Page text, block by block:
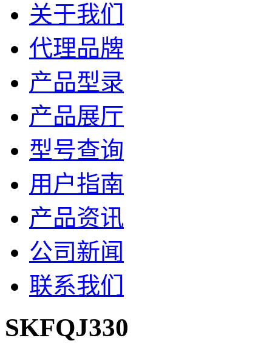
关于我们
代理品牌
产品型录
产品展厅
型号查询
用户指南
产品资讯
公司新闻
联系我们
SKFQJ330